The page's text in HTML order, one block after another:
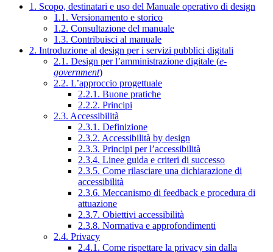
1. Scopo, destinatari e uso del Manuale operativo di design
1.1. Versionamento e storico
1.2. Consultazione del manuale
1.3. Contribuisci al manuale
2. Introduzione al design per i servizi pubblici digitali
2.1. Design per l’amministrazione digitale (e-
government)
2.2. L’approccio progettuale
2.2.1. Buone pratiche
2.2.2. Principi
2.3. Accessibilità
2.3.1. Definizione
2.3.2. Accessibilità by design
2.3.3. Principi per l’accessibilità
2.3.4. Linee guida e criteri di successo
2.3.5. Come rilasciare una dichiarazione di
accessibilità
2.3.6. Meccanismo di feedback e procedura di
attuazione
2.3.7. Obiettivi accessibilità
2.3.8. Normativa e approfondimenti
2.4. Privacy
2.4.1. Come rispettare la privacy sin dalla